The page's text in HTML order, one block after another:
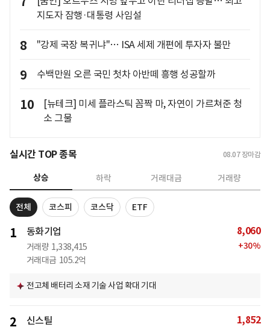
지도자 잠행·대통령 사임설
8 "강제 국장 복귀냐"… ISA 세제 개편에 투자자 불만
9 수백만원 오른 국민 첫차 아반떼 흥행 성공할까
10
[뉴테크] 미세 플라스틱 꼼짝 마, 자연이 가르쳐준 청
소 그물
실시간 TOP 종목 08.07 장마감
상승 하락 거래대금 거래량
전체 코스피 코스닥 ETF
1 동화기업
거래량 1,338,415
거래대금 105.2억
8,060
+30%
전고체 배터리 소재 기술 사업 확대 기대
2 신스틸 1,852